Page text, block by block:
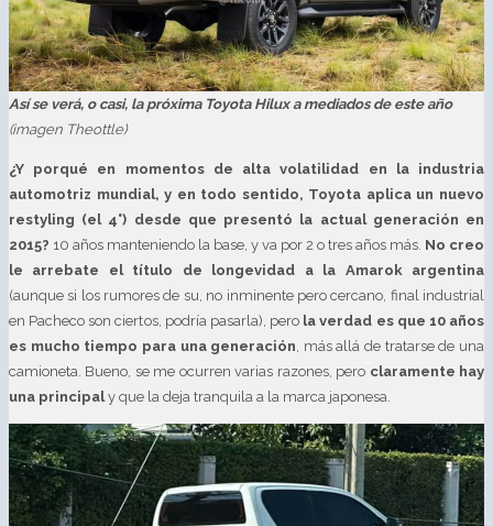
Así se verá, o casi, la próxima Toyota Hilux a mediados de este año
(imagen Theottle)
¿Y porqué en momentos de alta volatilidad en la industria
automotriz mundial, y en todo sentido, Toyota aplica un nuevo
restyling (el 4°) desde que presentó la actual generación en
2015? 10 años manteniendo la base, y va por 2 o tres años más. No creo
le arrebate el título de longevidad a la Amarok argentina
(aunque si los rumores de su, no inminente pero cercano, final industrial
en Pacheco son ciertos, podría pasarla), pero la verdad es que 10 años
es mucho tiempo para una generación , más allá de tratarse de una
camioneta. Bueno, se me ocurren varias razones, pero claramente hay
una principaly que la deja tranquila a la marca japonesa.